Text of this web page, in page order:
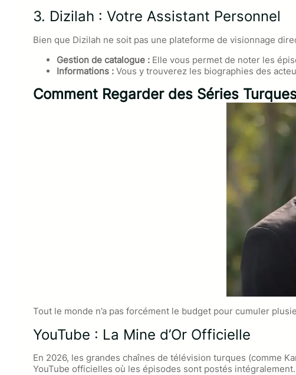
3. Dizilah : Votre Assistant Personnel
Bien que Dizilah ne soit pas une plateforme de visionnage
Gestion de catalogue : Elle vous permet de noter les
Informations : Vous y trouverez les biographies des
Comment Regarder des Séries
Tout le monde n’a pas forcément le budget pour cumuler
YouTube : La Mine d’Or Officielle
En 2026, les grandes chaînes de télévision turques (comme
YouTube officielles où les épisodes sont postés intégralement.